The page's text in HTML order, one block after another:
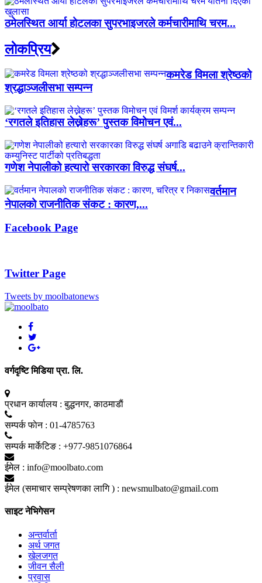
ठमेलस्थित आर्या होटलका सुपरभाइजरले कर्मचारीमाथि चरम...
लाेकप्रिय
कमरेड विमला श्रेष्ठको
श्रद्धाञ्जलीसभा सम्पन्न
‘रगतले इतिहास लेख्नेहरू’ पुस्तक विमोचन एवं...
गणेश नेपालीको हत्यारो सरकारका विरुद्ध संघर्ष...
वर्तमान
नेपालको राजनीतिक संकट : कारण,...
Facebook Page
Twitter Page
Tweets by moolbatonews
वर्गदृष्टि मिडिया प्रा. लि.
प्रधान कार्यालय : बुद्धनगर, काठमाडाैं
सम्पर्क फाेन : 01-4785763
सम्पर्क मार्केटिङ : +977-9851076864
ईमेल : info@moolbato.com
ईमेल (समाचार सम्प्रेषणका लागि ) : newsmulbato@gmail.com
साइट नेभिगेसन
अन्तर्वार्ता
अर्थ जगत
खेलजगत
जीवन सैली
प्रवास